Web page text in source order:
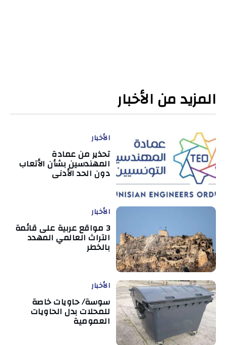
المزيد من الأخبار
الأخبار
تحذير من عمادة
المهندسين بشأن الأتعاب
دون الحد الأدنى
الأخبار
3 مواقع عربية على قائمة
التراث العالمي المهدد
بالخطر
الأخبار
سوسة/ حاويات خاصة
للمحلات بدل الحاويات
العمومية